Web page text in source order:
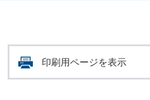
印刷用ページを表示